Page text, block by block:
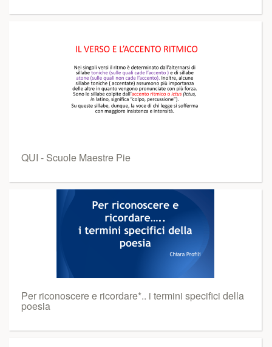
QUI - Scuole Maestre Pie
Per riconoscere e ricordare*.. i termini specifici della
poesia